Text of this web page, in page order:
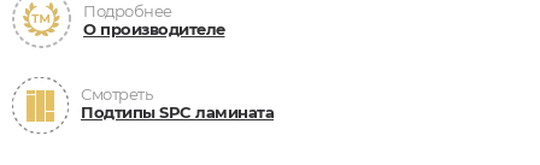
Подробнее
О производителе
Смотреть
Подтипы SPC ламината